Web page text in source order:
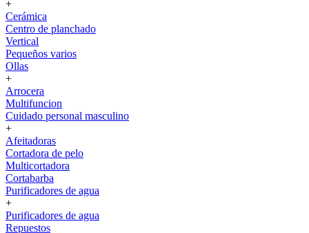
+
Cerámica
Centro de planchado
Vertical
Pequeños varios
Ollas
+
Arrocera
Multifuncion
Cuidado personal masculino
+
Afeitadoras
Cortadora de pelo
Multicortadora
Cortabarba
Purificadores de agua
+
Purificadores de agua
Repuestos